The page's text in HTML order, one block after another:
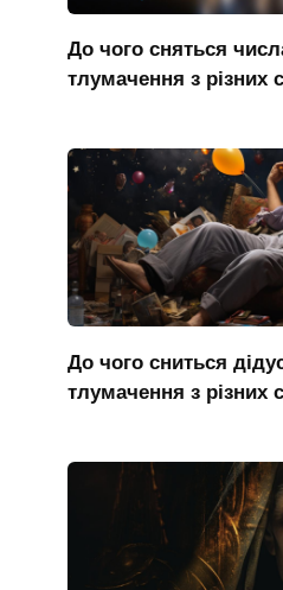
До чого сняться
тлумачення з різних
До чого сниться
тлумачення з різних